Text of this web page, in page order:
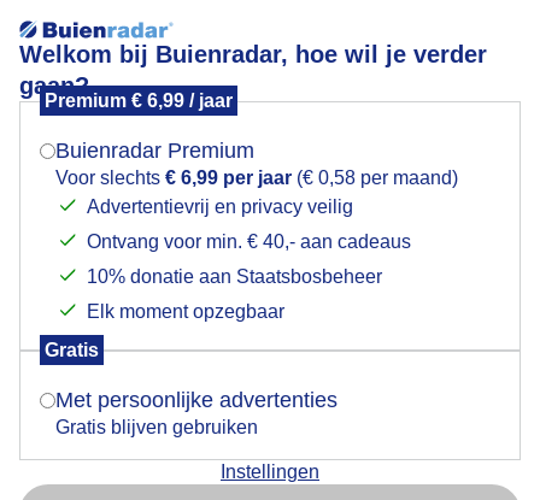
Welkom bij Buienradar, hoe wil je verder
gaan?
Premium € 6,99 / jaar
Buienradar Premium
Voor slechts € 6,99 per jaar (€ 0,58 per maand)
Advertentievrij en privacy veilig
Ontvang voor min. € 40,- aan cadeaus
10% donatie aan Staatsbosbeheer
Elk moment opzegbaar
Gratis
Met persoonlijke advertenties
Gratis blijven gebruiken
Instellingen
Nog wat sporen van het hoge water
Mogen we je locatie gebruiken voor het
Indien je hier nog geen akkoord op hebt gegeven,
verschijnt er zo een pop-up uit je browser waarin
Is goed, toon de popup
Nu niet, misschien later